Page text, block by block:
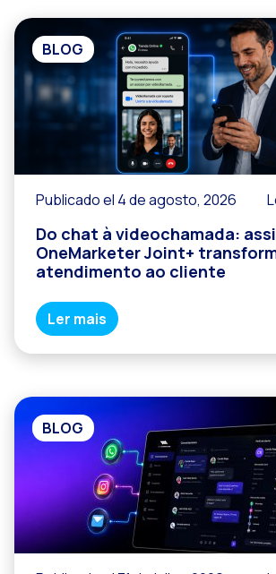
BLOG
Publicado el 4 de agosto, 2026
Do chat à videochamada:
OneMarketer Joint+
atendimento ao cliente
Ler mais
BLOG